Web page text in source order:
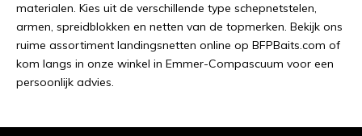
materialen. Kies uit de verschillende type schepnetstelen,
armen, spreidblokken en netten van de topmerken. Bekijk ons
ruime assortiment landingsnetten online op BFPBaits.com of
kom langs in onze winkel in Emmer-Compascuum voor een
persoonlijk advies.